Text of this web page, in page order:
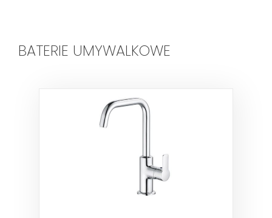
BATERIE UMYWALKOWE